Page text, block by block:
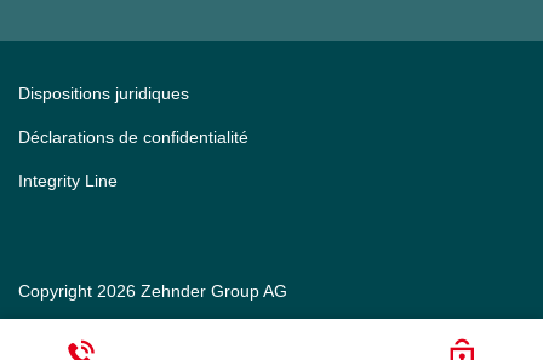
Copyright 2026 Zehnder Group AG
Dispositions juridiques
Déclarations de confidentialité
Integrity Line